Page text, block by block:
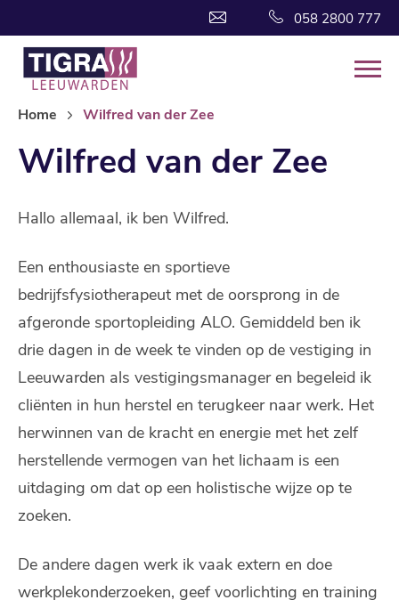
058 2800 777
Home Wilfred van der Zee
Wilfred van der Zee
Hallo allemaal, ik ben Wilfred.
Een enthousiaste en sportieve
bedrijfsfysiotherapeut met de oorsprong in de
afgeronde sportopleiding ALO. Gemiddeld ben ik
drie dagen in de week te vinden op de vestiging in
Leeuwarden als vestigingsmanager en begeleid ik
cliënten in hun herstel en terugkeer naar werk. Het
herwinnen van de kracht en energie met het zelf
herstellende vermogen van het lichaam is een
uitdaging om dat op een holistische wijze op te
zoeken.
De andere dagen werk ik vaak extern en doe
werkplekonderzoeken, geef voorlichting en training